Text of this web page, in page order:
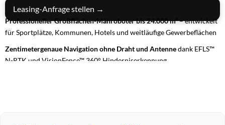
Leasing-Anfrage stellen →
Professioneller Großflächen-Mähroboter bis 24.000 m²– entwickelt
für Sportplätze, Kommunen, Hotels und weitläufige Gewerbeflächen
Zentimetergenaue Navigation ohne Draht und Antennedank EFLS™
N-RTK und VisionFence™ 360° Hinderniserkennung